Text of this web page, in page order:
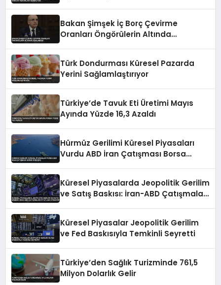
Bakan Şimşek İç Borç Çevirme
Oranları Öngörülerin Altında
Türk Dondurması Küresel Pazarda
Yerini Sağlamlaştırıyor
Türkiye’de Tavuk Eti Üretimi Mayıs
Ayında Yüzde 16,3 Azaldı
Hürmüz Gerilimi Küresel Piyasaları
Vurdu ABD İran Çatışması Borsa
Küresel Piyasalarda Jeopolitik Gerilim
ve Satış Baskısı: İran-ABD Çatışmaları
Küresel Piyasalar Jeopolitik Gerilim
ve Fed Baskısıyla Temkinli Seyretti
Türkiye’den Sağlık Turizminde 761,5
Milyon Dolarlık Gelir